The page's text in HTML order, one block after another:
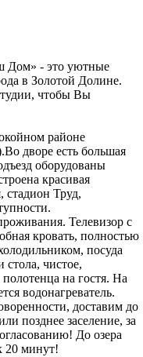
Дом» - это уютные
в Золотой Долине.
чтобы Вы
районе
дворе есть большая
оборудованы
красивая
стадион Труд,
Телевизор с
кровать, полностью
посуда
чистое,
на гостя. На
водонагреватель.
доставим до
позднее заселение, за
До озера
20 минут!